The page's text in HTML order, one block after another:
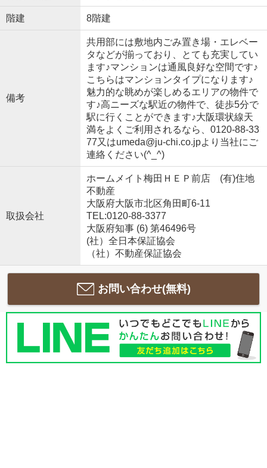
階建 8階建
備考
共用部には敷地内ごみ置き場・エレベー
タなどが揃っており、とても充実してい
ます♪マンションは通風良好な空間です♪
こちらはマンションタイプになります♪
魅力的な眺めが楽しめるエリアの物件で
す♪高ニーズな駅近の物件で、徒歩5分で
駅に行くことができます♪大阪環状線天
満をよくご利用されるなら、0120-88-33
77又はumeda@ju-chi.co.jpより当社にご
連絡ください(^_^)
取扱会社
ホームメイト梅田ＨＥＰ前店 (有)住地
不動産
大阪府大阪市北区角田町6-11
TEL:0120-88-3377
大阪府知事 (6) 第46496号
(社）全日本保証協会
（社）不動産保証協会
お問い合わせ(無料)